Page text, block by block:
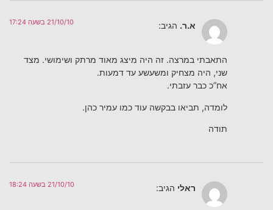
א.ר. הגיב: 21/10/10 בשעה 17:24
התאבתי במרצה. זה היה מיצג מאוד מרתק ושימושי. מצד
שני, היה מצחיק ומשעשע עד דמעות.
אח”כ כבר עזבתי.
לומדה, תביאו בבקשה עוד כמו עמיר כהן.
תודה
ראלי הגיב: 21/10/10 בשעה 18:24